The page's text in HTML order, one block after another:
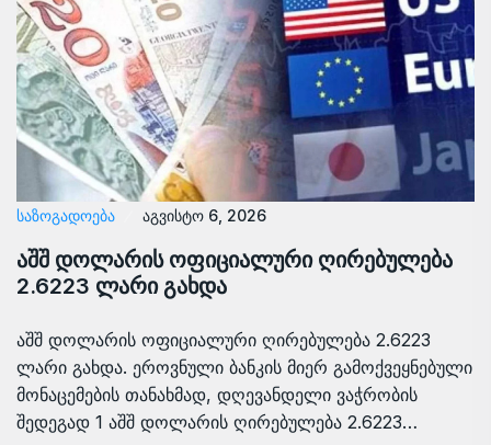
ᲡᲐᲖᲝᲒᲐᲓᲝᲔᲑᲐ აგვისტო 6, 2026
აშშ დოლარის ოფიციალური ღირებულება
2.6223 ლარი გახდა
აშშ დოლარის ოფიციალური ღირებულება 2.6223
ლარი გახდა. ეროვნული ბანკის მიერ გამოქვეყნებული
მონაცემების თანახმად, დღევანდელი ვაჭრობის
შედეგად 1 აშშ დოლარის ღირებულება 2.6223…